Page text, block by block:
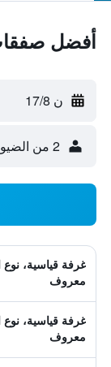
أفضل
ن 17/8
2 من الضيوف، غرفة واحدة
غرفة قياسية، نوع
معروف
غرفة قياسية، نوع
معروف